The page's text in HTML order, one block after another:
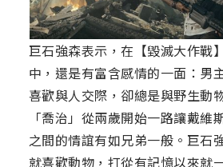
巨石強森表示，在【毀滅大作戰
中，還是有富含感情的一面：男
喜歡與人交際，卻總是與野生動
「喬治」從兩歲開始一路讓戴維
之間的情誼有如兄弟一般。巨石
就喜歡動物，打從有記憶以來就